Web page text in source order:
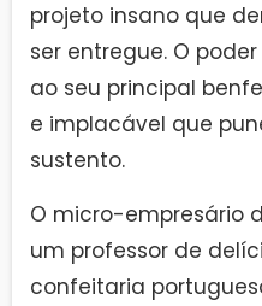
projeto insano que
ser entregue. O
ao seu principal
e implacável que
sustento.
O micro-empresário
um professor de
confeitaria